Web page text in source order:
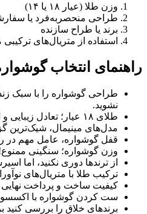
وزن طلا (عیار ۱۸ یا ۱۴)
طراحی منحصر‌به‌فرد یا
برند یا طراح سازنده
استفاده از متریال‌های ترکیبی
راهنمای انتخاب
طراحی گوشواره را با سبک
نشوید.
طلای ۱۸ عیار؛ تعادل زیبایی و استحکام برای گوشواره اسپرت، طلای ۱۸ عیار بهترین انتخاب است. هم دوام مناسبی دارد و هم رنگ زیبای طلایی آن درخشندگی خاصی به استایل شما می‌بخشد.
مدل‌های مینیمال، شیک‌ترین
قفل گوشواره، عامل مهم در
وزن گوشواره؛ سنگینی
از ترندها دوری نکنید، اما
ترکیب طلا با متریال‌های
کیفیت ساخت و پرداخت نهایی
ست کردن گوشواره با
برندهای خلاق را بررسی